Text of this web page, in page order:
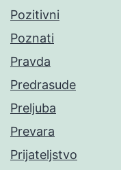
Pozitivni
Poznati
Pravda
Predrasude
Preljuba
Prevara
Prijateljstvo